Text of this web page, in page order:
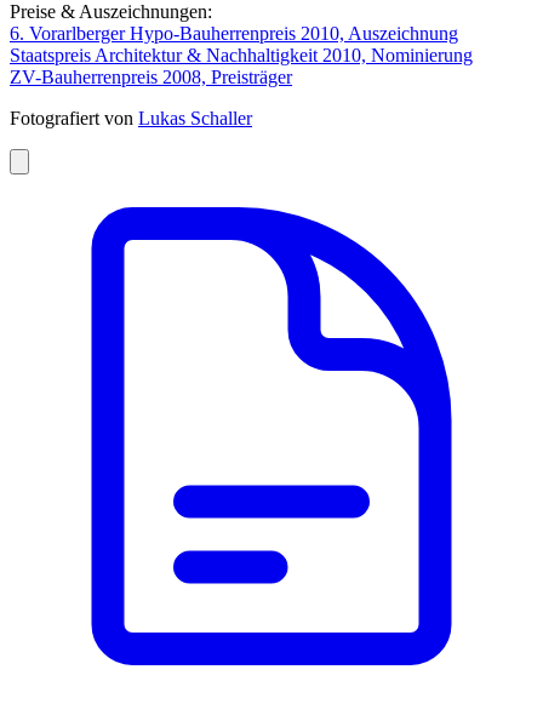
Preise & Auszeichnungen:
6. Vorarlberger Hypo-Bauherrenpreis 2010, Auszeichnung
Staatspreis Architektur & Nachhaltigkeit 2010, Nominierung
ZV-Bauherrenpreis 2008, Preisträger
Fotografiert von Lukas Schaller